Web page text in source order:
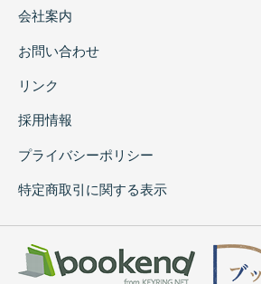
会社案内
お問い合わせ
リンク
採用情報
プライバシーポリシー
特定商取引に関する表示